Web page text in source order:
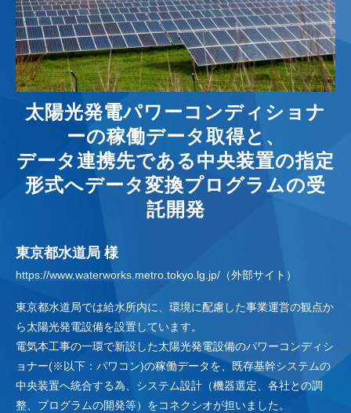
お役立ち資料
パートナー一覧
太陽光発電パワーコンディショナ
ーの稼働データ取得と、
データ連携先である中央装置の指定
形式へデータ変換プログラムの受
託開発
東京都水道局 様
https://www.waterworks.metro.tokyo.lg.jp/ （外部サイト）
東京都水道局では給水所内に、環境に配慮した事業運営の観点か
ら太陽光発電設備を設置しています。
電気本工事の一環で新設した太陽光発電設備のパワーコンディシ
ョナー(※以下：パワコン)の稼働データを、既存基幹システムの
中央装置へ統合する為、システム設計（機器選定、各社との調
整、プログラムの開発等）をコネクシオが担いました。